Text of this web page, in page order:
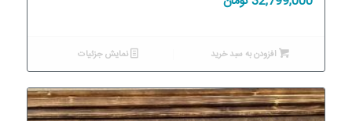
افزودن به سبد خرید نمایش جزئیات